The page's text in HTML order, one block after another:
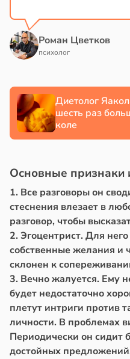
Роман Цветков
психолог
Диетолог
шесть раз
коле
Основные признаки
1. Все разговоры он
стеснения влезает в
разговор, чтобы
2. Эгоцентрист. Для
собственные желания и
склонен к
3. Вечно жалуется. Ему
будет недостаточно
плетут интриги против
личности. В проблемах
Периодически он сидит
достойных